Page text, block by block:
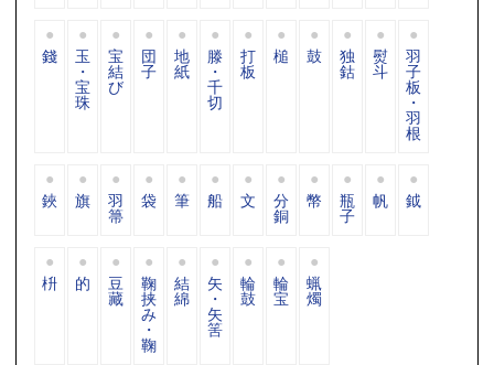
錢 玉
・
宝
珠
宝
結
び
団
子
地
紙
滕
・
千
切
打
板
槌 鼓 独
鈷
熨
斗
羽
子
板
・
羽
根
鋏 旗 羽
箒
袋 筆 船 文 分
銅
幣 瓶
子
帆 鉞
枡 的 豆
藏
鞠
挟
み
・
鞠
結
綿
矢
・
矢
筈
輪
鼓
輪
宝
蝋
燭